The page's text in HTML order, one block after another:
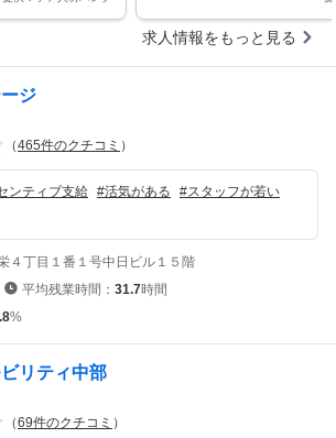
求人情報をもっと見る
ジ
（465件のクチコミ ）
ンティブ支給 #活気がある #スタッフが若い
４丁目１番１号中日ビル１５階
平均残業時間： 31.7時間
%
リティ中部
（69件のクチコミ ）